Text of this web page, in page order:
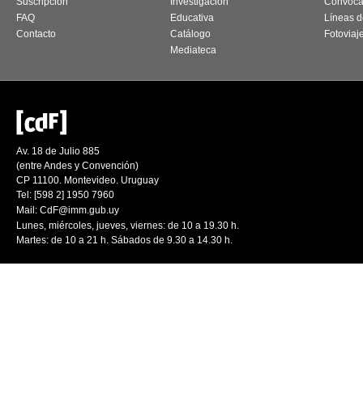
FAQ
Contacto
Educativa
Catálogo
Mediateca
Líneas
Av. 18 de Julio 885
(entre Andes y Convención)
CP 11100. Montevideo. Uruguay
Tel: [598 2] 1950 7960
Mail: CdF@imm.gub.uy
Lunes, miércoles, jueves, viernes: de 10 a 19.30 h.
Martes: de 10 a 21 h. Sábados de 9.30 a 14.30 h.